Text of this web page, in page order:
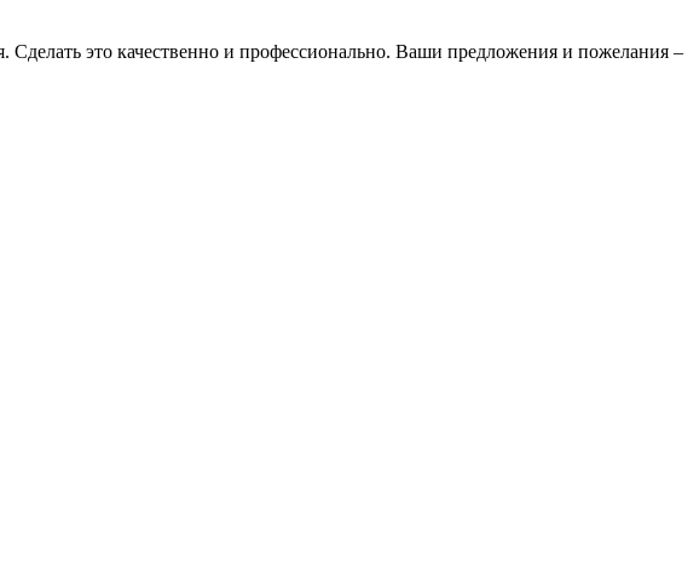
это качественно и профессионально. Ваши предложения и пожелания –